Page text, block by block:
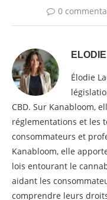
0
Élodie
CBD. Sur Kanabloom,
réglementations et les
consommateurs et
Kanabloom, elle
lois entourant le
aidant les
comprendre leurs